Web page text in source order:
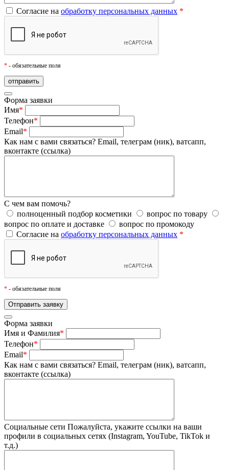
Согласие на обработку персональных данных *
* - обязательные поля
Форма заявки
Имя*
Телефон*
Email*
Как нам с вами связаться? Email, телеграм (ник), ватсапп,
вконтакте (ссылка)
С чем вам помочь?
полноценный подбор косметики
вопрос по товару
вопрос по оплате и доставке
вопрос по промокоду
Согласие на обработку персональных данных *
* - обязательные поля
Форма заявки
Имя и Фамилия*
Телефон*
Email*
Как нам с вами связаться? Email, телеграм (ник), ватсапп,
вконтакте (ссылка)
Социальные сети Пожалуйста, укажите ссылки на ваши
профили в социальных сетях (Instagram, YouTube, TikTok и
т.д.)